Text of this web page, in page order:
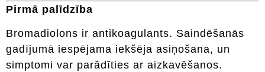
Pirmā palīdzība
Bromadiolons ir antikoagulants. Saindēšanās
gadījumā iespējama iekšēja asiņošana, un
simptomi var parādīties ar aizkavēšanos.